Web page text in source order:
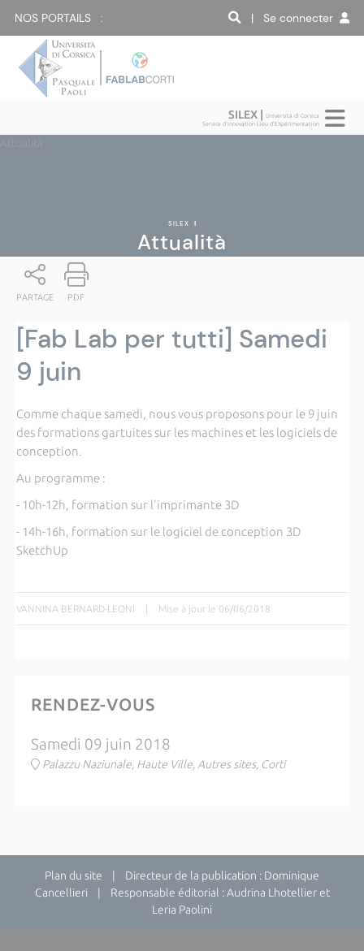
NOS PORTAILS : | Se connecter
SILEX |Università di Corsica
Service d'Innovation Lieu d'EXpérimentation
Attualità
SILEX |
Attualità
PARTAGE PDF
[Fab Lab per tutti] Samedi
9 juin
Comme chaque samedi, nous vous proposons pour le 9 juin
des formations gartuites sur les machines et les logiciels de
conception.
Au programme :
- 10h-12h, formation sur l'imprimante 3D
- 14h-16h, formation sur le logiciel de conception 3D
SketchUp
VANNINA BERNARD-LEONI | Mise à jour le 06/06/2018
RENDEZ-VOUS
Samedi 09 juin 2018
Palazzu Naziunale, Haute Ville, Autres sites, Corti
Plan du site | Directeur de la publication : Dominique
Cancellieri | Responsable éditorial : Audrina Lhotellier et
Leria Paolini